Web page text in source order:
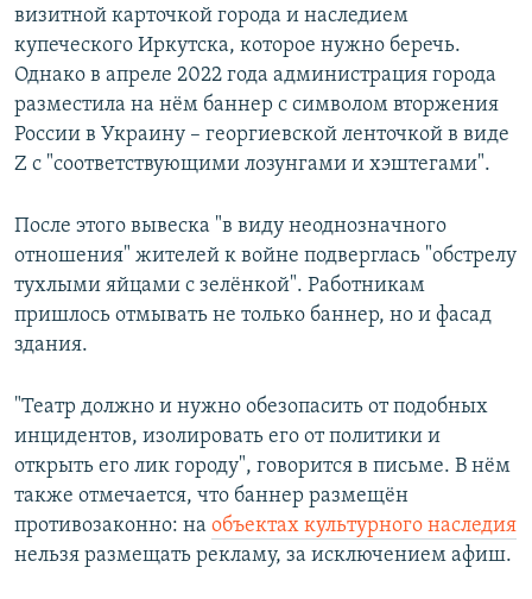
визитной карточкой города и наследием
купеческого Иркутска, которое нужно беречь.
Однако в апреле 2022 года администрация города
разместила на нём баннер с символом вторжения
России в Украину – георгиевской ленточкой в виде
Z с "соответствующими лозунгами и хэштегами".
После этого вывеска "в виду неоднозначного
отношения" жителей к войне подверглась "обстрелу
тухлыми яйцами с зелёнкой". Работникам
пришлось отмывать не только баннер, но и фасад
здания.
"Театр должно и нужно обезопасить от подобных
инцидентов, изолировать его от политики и
открыть его лик городу", говорится в письме. В нём
также отмечается, что баннер размещён
противозаконно: на объектах культурного наследия
нельзя размещать рекламу, за исключением афиш.